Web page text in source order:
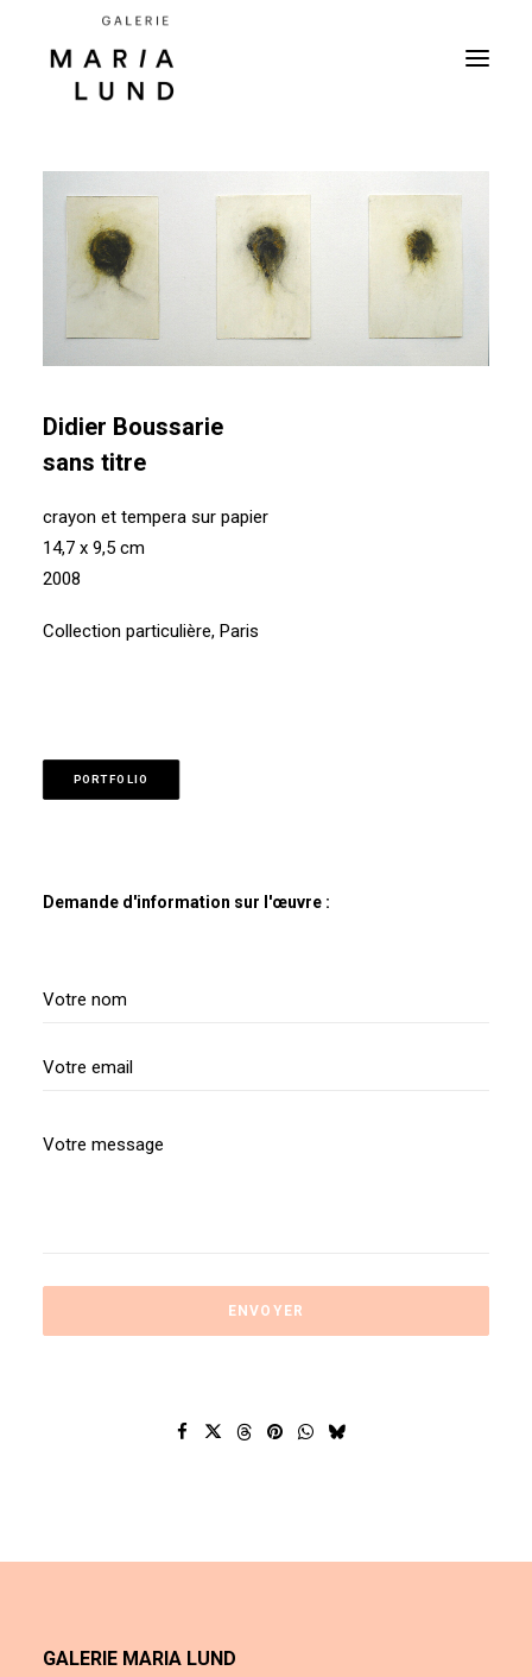
Didier Boussarie
sans titre
crayon et tempera sur papier
14,7 x 9,5 cm
2008
Collection particulière, Paris
PORTFOLIO
Demande d'information sur l'œuvre :
GALERIE MARIA LUND